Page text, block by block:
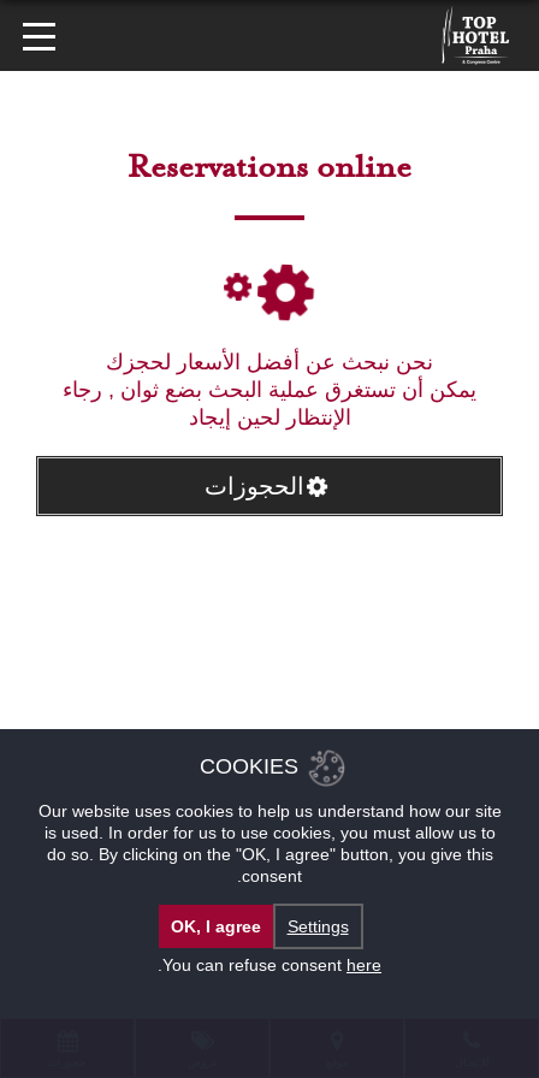
Reservations online
نحن نبحث عن أفضل الأسعار لحجزك
يمكن أن تستغرق عملية البحث بضع ثوان , رجاء
الإنتظار لحين إيجاد
الحجوزات
COOKIES
Our website uses cookies to help us understand how our site
is used. In order for us to use cookies, you must allow us to
do so. By clicking on the "OK, I agree" button, you give this
consent.
Settings
OK, I agree
You can refuse consent here
.